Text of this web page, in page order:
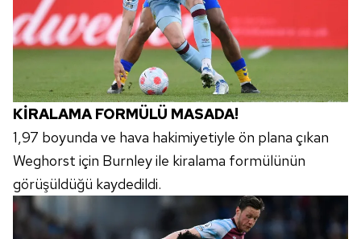
KİRALAMA FORMÜLÜ MASADA!
1,97 boyunda ve hava hakimiyetiyle ön plana çıkan
Weghorst için Burnley ile kiralama formülünün
görüşüldüğü kaydedildi.